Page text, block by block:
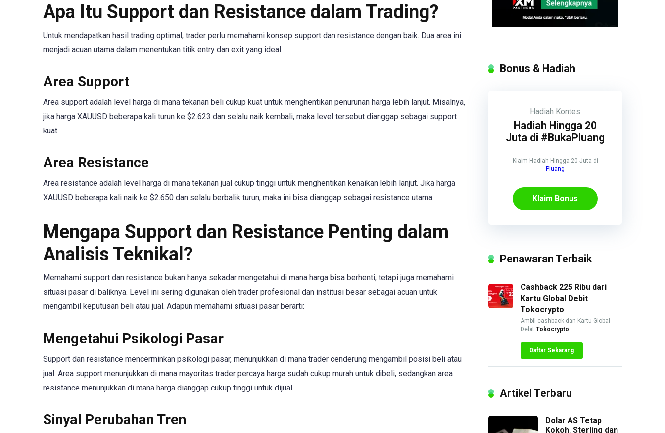
Apa Itu Support dan Resistance dalam Trading?
Untuk mendapatkan hasil trading optimal, trader perlu memahami konsep support dan resistance dengan baik. Dua area ini
menjadi acuan utama dalam menentukan titik entry dan exit yang ideal.
Area Support
Area support adalah level harga di mana tekanan beli cukup kuat untuk menghentikan penurunan harga lebih lanjut. Misalnya,
jika harga XAUUSD beberapa kali turun ke $2.623 dan selalu naik kembali, maka level tersebut dianggap sebagai support
kuat.
Area Resistance
Area resistance adalah level harga di mana tekanan jual cukup tinggi untuk menghentikan kenaikan lebih lanjut. Jika harga
XAUUSD beberapa kali naik ke $2.650 dan selalu berbalik turun, maka ini bisa dianggap sebagai resistance utama.
Mengapa Support dan Resistance Penting dalam
Analisis Teknikal?
Memahami support dan resistance bukan hanya sekadar mengetahui di mana harga bisa berhenti, tetapi juga memahami
situasi pasar di baliknya. Level ini sering digunakan oleh trader profesional dan institusi besar sebagai acuan untuk
mengambil keputusan beli atau jual. Adapun memahami situasi pasar berarti:
Mengetahui Psikologi Pasar
Support dan resistance mencerminkan psikologi pasar, menunjukkan di mana trader cenderung mengambil posisi beli atau
jual. Area support menunjukkan di mana mayoritas trader percaya harga sudah cukup murah untuk dibeli, sedangkan area
resistance menunjukkan di mana harga dianggap cukup tinggi untuk dijual.
Sinyal Perubahan Tren
Bonus & Hadiah
Hadiah Kontes
Hadiah Hingga 20
Juta di #BukaPluang
Klaim Hadiah Hingga 20 Juta di
Pluang
Klaim Bonus
Penawaran Terbaik
Cashback 225 Ribu dari
Kartu Global Debit
Tokocrypto
Ambil cashback dan Kartu Global
Debit Tokocrypto
Daftar Sekarang
Artikel Terbaru
Dolar AS Tetap
Kokoh, Sterling dan